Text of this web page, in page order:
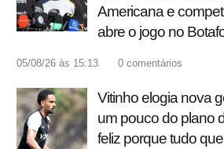
Americana e
abre o jogo no
05/08/26 às 15:13 0 comentários
Vitinho elogia nova
um pouco do plano
feliz porque tudo